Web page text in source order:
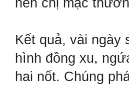
nên chị mặc
Kết quả, vài ngày
hình đồng xu,
hai nốt. Chúng